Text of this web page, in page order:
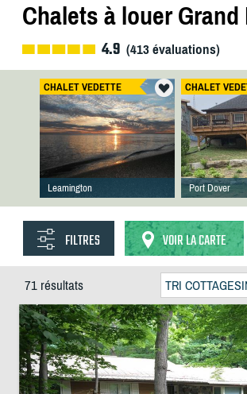
Chalets à louer Grand
4.9 (413évaluations)
CHALET VEDETTE
Leamington
CHALET
Port Dover
FILTRES VOIR LA CARTE
71 résultats TRI